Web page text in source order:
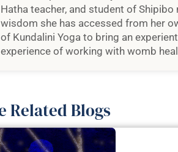
experience of working with womb
auf die